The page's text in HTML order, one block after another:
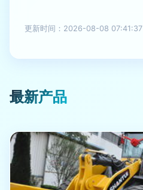
更新时间：2026-08-08 07:41:37
最新产品